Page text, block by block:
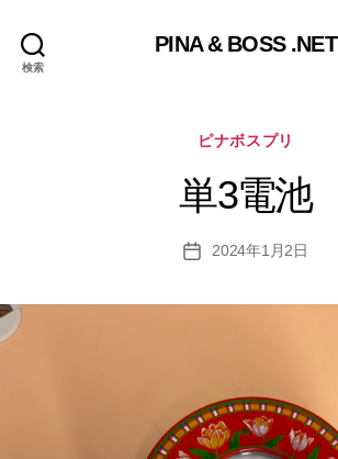
検索
PINA & BOSS .NET
カ
ゴ
リ
ピナボスプリ
単3電池
投
2024年1月2日